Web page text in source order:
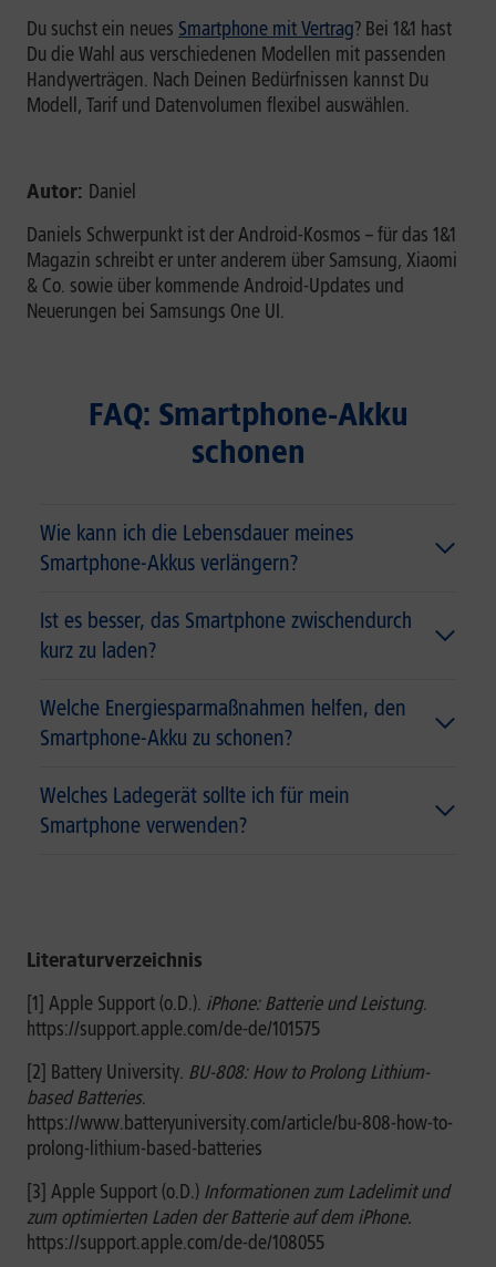
Du suchst ein neues Smartphone mit Vertrag? Bei 1&1 hast
Du die Wahl aus verschiedenen Modellen mit passenden
Handyverträgen. Nach Deinen Bedürfnissen kannst Du
Modell, Tarif und Datenvolumen flexibel auswählen.
Autor: Daniel
Daniels Schwerpunkt ist der Android-Kosmos – für das 1&1
Magazin schreibt er unter anderem über Samsung, Xiaomi
& Co. sowie über kommende Android-Updates und
Neuerungen bei Samsungs One UI.
FAQ: Smartphone-Akku
schonen
Wie kann ich die Lebensdauer meines
Smartphone-Akkus verlängern?
Ist es besser, das Smartphone zwischendurch
kurz zu laden?
Welche Energiesparmaßnahmen helfen, den
Smartphone-Akku zu schonen?
Welches Ladegerät sollte ich für mein
Smartphone verwenden?
Literaturverzeichnis
[1] Apple Support (o.D.). iPhone: Batterie und Leistung.
https://support.apple.com/de-de/101575
[2] Battery University. BU-808: How to Prolong Lithium-
based Batteries.
https://www.batteryuniversity.com/article/bu-808-how-to-
prolong-lithium-based-batteries
[3] Apple Support (o.D.) Informationen zum Ladelimit und
zum optimierten Laden der Batterie auf dem iPhone.
https://support.apple.com/de-de/108055